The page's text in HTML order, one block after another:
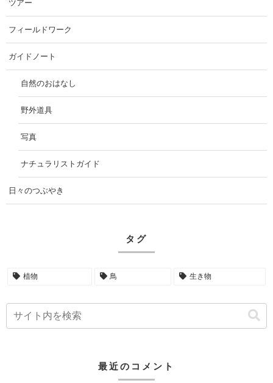
ツアー
フィールドワーク
ガイドノート
自然のおはなし
野外道具
写真
ナチュラリストガイド
日々のつぶやき
タグ
植物 鳥 生き物
最近のコメント